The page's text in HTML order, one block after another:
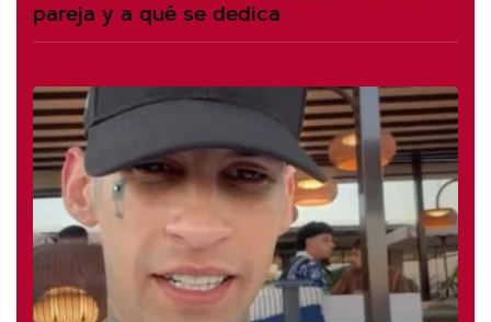
pareja y a qué se dedica